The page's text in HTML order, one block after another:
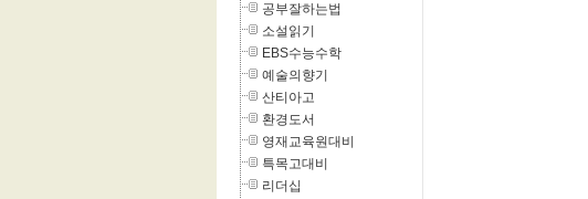
공부잘하는법
소설읽기
EBS수능수학
예술의향기
산티아고
환경도서
영재교육원대비
특목고대비
리더십